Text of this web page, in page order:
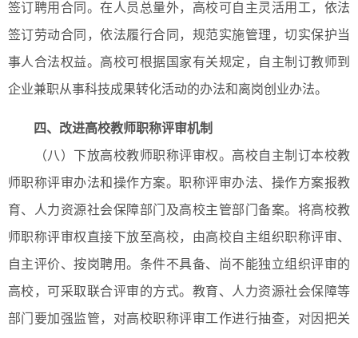
签订聘用合同。在人员总量外，高校可自主灵活用工，依法
签订劳动合同，依法履行合同，规范实施管理，切实保护当
事人合法权益。高校可根据国家有关规定，自主制订教师到
企业兼职从事科技成果转化活动的办法和离岗创业办法。
四、改进高校教师职称评审机制
（八）下放高校教师职称评审权。高校自主制订本校教
师职称评审办法和操作方案。职称评审办法、操作方案报教
育、人力资源社会保障部门及高校主管部门备案。将高校教
师职称评审权直接下放至高校，由高校自主组织职称评审、
自主评价、按岗聘用。条件不具备、尚不能独立组织评审的
高校，可采取联合评审的方式。教育、人力资源社会保障等
部门要加强监管，对高校职称评审工作进行抽查，对因把关